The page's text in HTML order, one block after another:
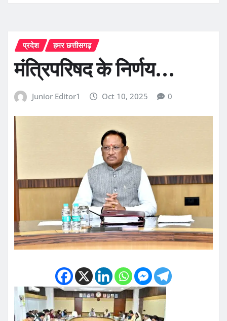
प्रदेश हमर छत्तीसगढ़
मंत्रिपरिषद के निर्णय…
Junior Editor1 Oct 10, 2025 0